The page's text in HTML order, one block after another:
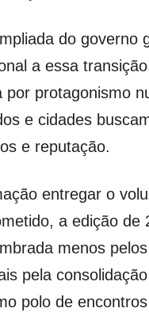
do governo
a essa
por protagonismo
e cidades
e reputação.
entregar o
a edição de
menos
pela
polo de encontros